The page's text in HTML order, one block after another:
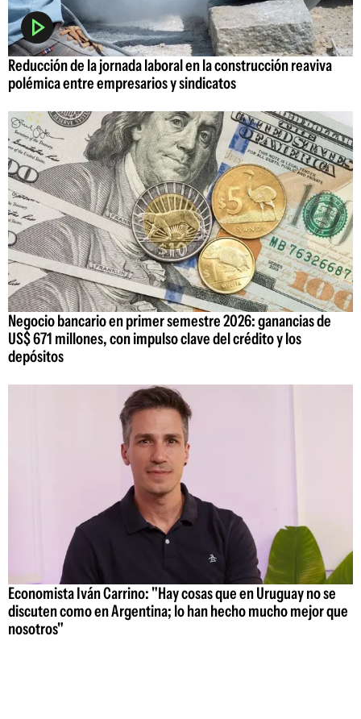
Reducción de la jornada laboral en la construcción reaviva
polémica entre empresarios y sindicatos
Negocio bancario en primer semestre 2026: ganancias de
US$ 671 millones, con impulso clave del crédito y los
depósitos
Economista Iván Carrino: "Hay cosas que en Uruguay no se
discuten como en Argentina; lo han hecho mucho mejor que
nosotros"